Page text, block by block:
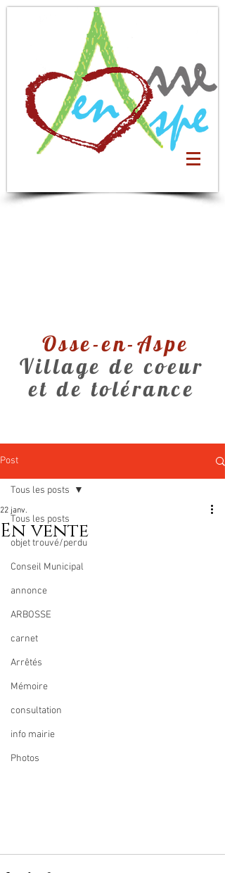
Osse-en-Aspe
Village de coeur
et de tolérance
Post
Tous les posts
objet trouvé/perdu
Conseil Municipal
annonce
ARBOSSE
carnet
Arrêtés
Mémoire
consultation
info mairie
Photos
Tous les posts
En vente
22 janv.